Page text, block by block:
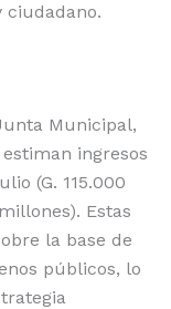
Municipal,
ingresos
(G. 115.000
Estas
la base de
públicos, lo